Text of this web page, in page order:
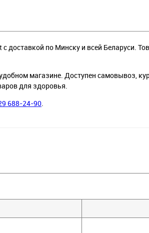
доставкой по Минску и всей Беларуси.
магазине. Доступен самовывоз,
для здоровья.
688-24-90.